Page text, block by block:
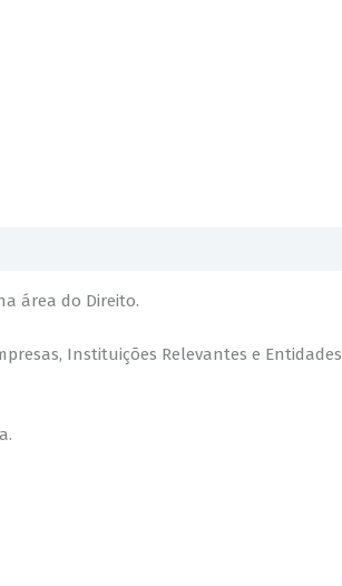
área do Direito.
Instituições Relevantes e Entidades